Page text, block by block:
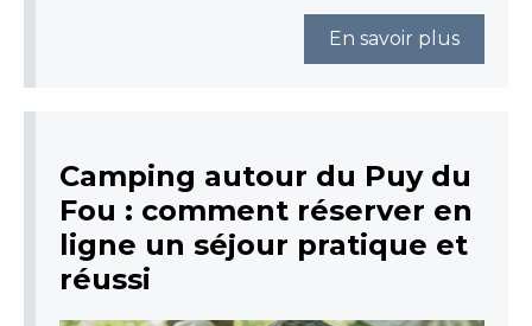
En savoir plus
Camping autour du Puy du
Fou : comment réserver en
ligne un séjour pratique et
réussi